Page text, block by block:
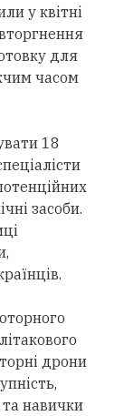
у квітні
для
часом
18
засоби.
дрони
навички